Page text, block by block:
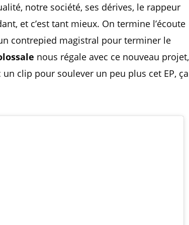
notre société, ses dérives, le rappeur
et c’est tant mieux. On termine l’écoute
contrepied magistral pour terminer le
nous régale avec ce nouveau projet,
clip pour soulever un peu plus cet EP, ça